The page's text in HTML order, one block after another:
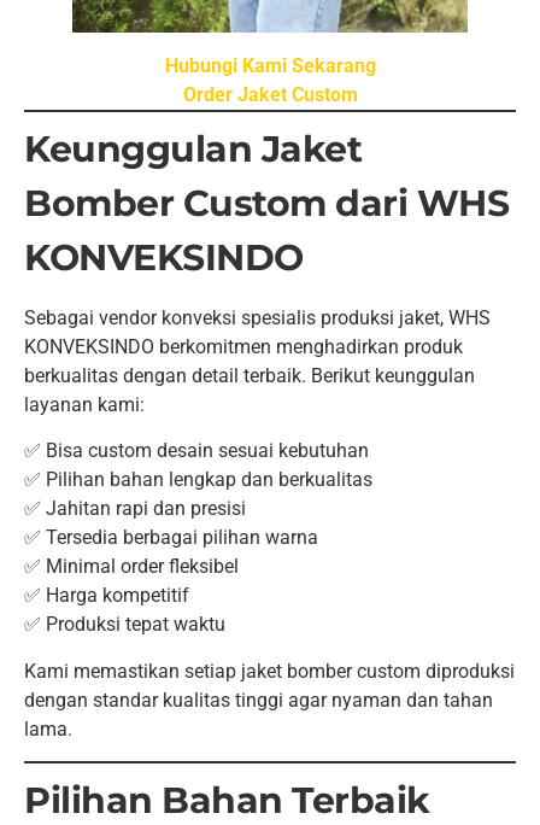
Hubungi Kami Sekarang
Order Jaket Custom
Keunggulan Jaket
Bomber Custom dari WHS
KONVEKSINDO
Sebagai vendor konveksi spesialis produksi jaket, WHS
KONVEKSINDO berkomitmen menghadirkan produk
berkualitas dengan detail terbaik. Berikut keunggulan
layanan kami:
✅ Bisa custom desain sesuai kebutuhan
✅ Pilihan bahan lengkap dan berkualitas
✅ Jahitan rapi dan presisi
✅ Tersedia berbagai pilihan warna
✅ Minimal order fleksibel
✅ Harga kompetitif
✅ Produksi tepat waktu
Kami memastikan setiap jaket bomber custom diproduksi
dengan standar kualitas tinggi agar nyaman dan tahan
lama.
Pilihan Bahan Terbaik